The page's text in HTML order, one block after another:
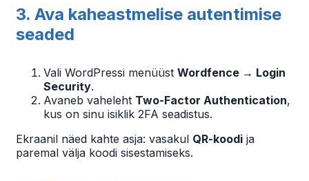
3. Ava kaheastmelise autentimise
seaded
Vali WordPressi menüüst Wordfence → Login
Security.
Avaneb vaheleht Two-Factor Authentication,
kus on sinu isiklik 2FA seadistus.
Ekraanil näed kahte asja: vasakul QR-koodi ja
paremal välja koodi sisestamiseks.